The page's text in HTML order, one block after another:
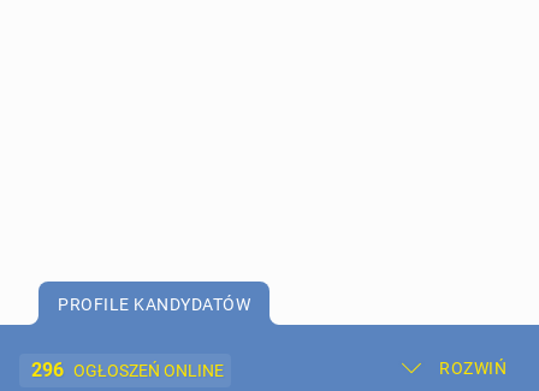
PROFILE KANDYDATÓW
296 OGŁOSZEŃ ONLINE ROZWIŃ